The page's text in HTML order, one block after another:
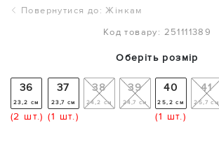
Повернутися до: Жінкам
Код товару: 251111389
Оберіть розмір
36
23,2 см
(2 шт.)
37
23,7 см
(1 шт.)
38
24,2 см
39
24,7 см
40
25,2 см
(1 шт.)
41
25,7 см